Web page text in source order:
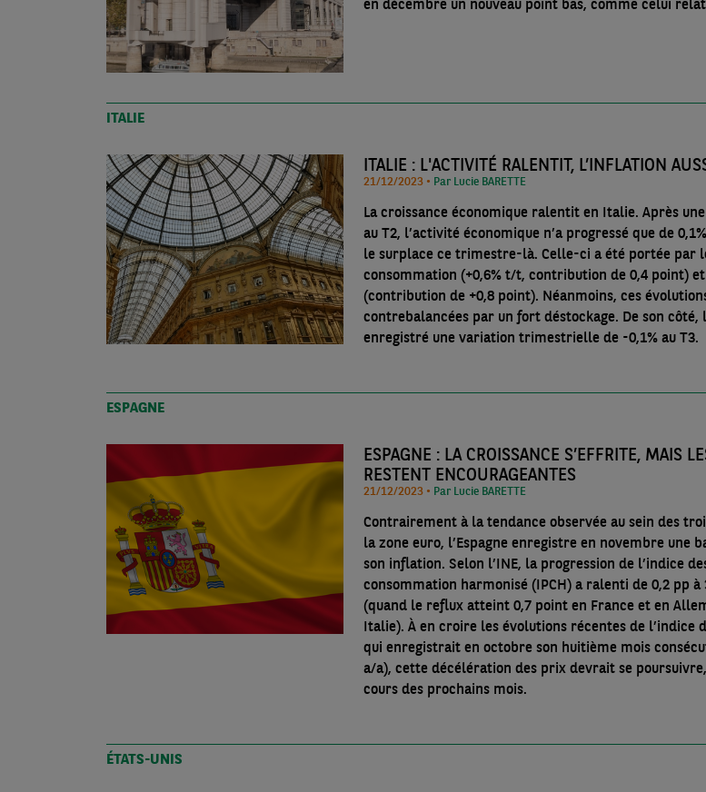
en décembre un nouveau point bas, comme celui
ITALIE
ITALIE : L'ACTIVITÉ RALENTIT, L’INFLATION
21/12/2023 • Par Lucie BARETTE
La croissance économique ralentit en Italie. Après
au T2, l’activité économique n’a progressé que de
le surplace ce trimestre-là. Celle-ci a été portée par
consommation (+0,6% t/t, contribution de 0,4 point)
(contribution de +0,8 point). Néanmoins, ces
contrebalancées par un fort déstockage. De son côté,
enregistré une variation trimestrielle de -0,1% au T3.
ESPAGNE
ESPAGNE : LA CROISSANCE S’EFFRITE, MAIS
RESTENT ENCOURAGEANTES
21/12/2023 • Par Lucie BARETTE
Contrairement à la tendance observée au sein des
la zone euro, l’Espagne enregistre en novembre une
son inflation. Selon l’INE, la progression de l’indice
consommation harmonisé (IPCH) a ralenti de 0,2 pp à
(quand le reflux atteint 0,7 point en France et en
Italie). À en croire les évolutions récentes de l’indice
qui enregistrait en octobre son huitième mois consécutif
a/a), cette décélération des prix devrait se
cours des prochains mois.
ÉTATS-UNIS